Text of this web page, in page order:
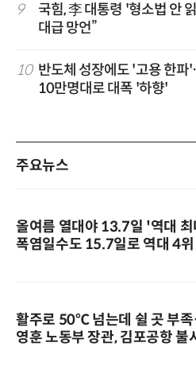
9
국힘, 李 대통령 '형소법 안
대급 망언”
10 반도체 성장에도 '고용 한
10만명대로 대폭 '하향'
주요뉴스
올여름 열대야 13.7일 '역대
폭염일수도 15.7일로 역대 4위
활주로 50℃ 넘는데 쉴 곳 부
영훈 노동부 장관, 김포공항 불